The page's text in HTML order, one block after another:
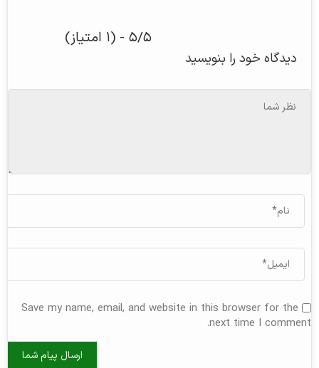
۵/۵ - (۱ امتیاز)
دیدگاه خود را بنویسید
Save my name, email, and website in this browser for the
next time I comment.